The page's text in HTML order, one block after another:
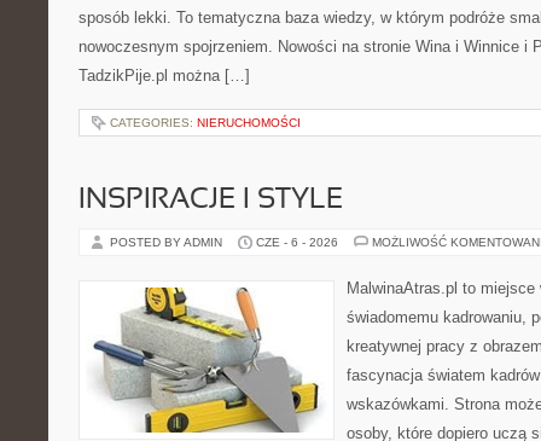
sposób lekki. To tematyczna baza wiedzy, w którym podróże
nowoczesnym spojrzeniem. Nowości na stronie Wina i Winnice i
TadzikPije.pl można […]
CATEGORIES: NIERUCHOMOŚCI
INSPIRACJE I STYLE
POSTED BY ADMIN CZE - 6 - 2026 MOŻLIWOŚĆ
MalwinaAtras.pl to
świadomemu kadrowaniu,
kreatywnej pracy z
fascynacja światem
wskazówkami. Strona
osoby, które dopiero uczą